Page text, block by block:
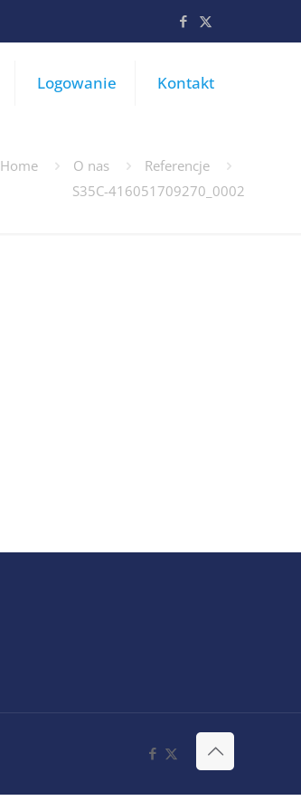
Logowanie Kontakt
Home O nas
Referencje
S35C-416051709270_0002